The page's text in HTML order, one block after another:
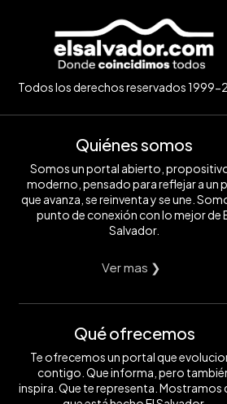
Todos los derechos reservados 1999-
Quiénes somos
Somos un portal abierto,
moderno, pensado para reflejar a un
que avanza, se reinventa y se une.
punto de conexión con lo mejor de
Salvador.
Ver mas ❯
Qué ofrecemos
Te ofrecemos un portal que
contigo. Que informa, pero
inspira. Que te representa. Mostramos